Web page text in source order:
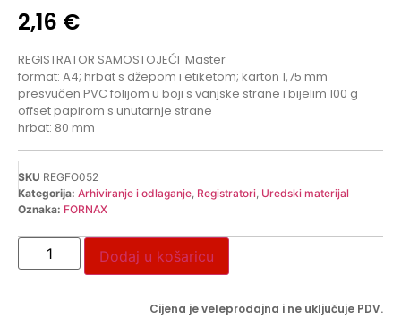
2,16 €
REGISTRATOR SAMOSTOJEĆI Master
format: A4; hrbat s džepom i etiketom; karton 1,75 mm
presvučen PVC folijom u boji s vanjske strane i bijelim 100 g
offset papirom s unutarnje strane
hrbat: 80 mm
SKU REGFO052
Kategorija: Arhiviranje i odlaganje Registratori Uredski materijal
Oznaka: FORNAX
Dodaj u košaricu
Cijena je veleprodajna i ne uključuje PDV.